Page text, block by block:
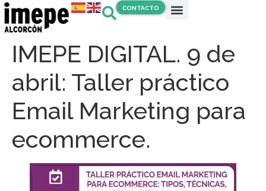
CONTACTO
IMEPE DIGITAL. 9 de
abril: Taller práctico
Email Marketing para
ecommerce.